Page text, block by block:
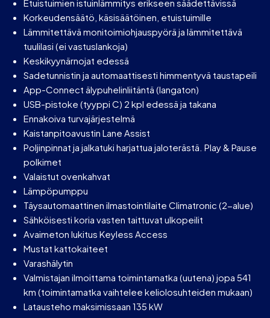
Etuistuimien istuinlämmitys erikseen säädettävissä
Korkeudensäätö, käsisäätöinen, etuistuimille
Lämmitettävä monitoimiohjauspyörä ja lämmitettävä
tuulilasi (ei vastuslankoja)
Keskikyynärnojat edessä
Sadetunnistin ja automaattisesti himmentyvä taustapeili
App-Connect älypuhelinliitäntä (langaton)
USB-pistoke (tyyppi C) 2 kpl edessä ja takana
Ennakoiva turvajärjestelmä
Kaistanpitoavustin Lane Assist
Poljinpinnat ja jalkatuki harjattua jaloterästä. Play & Pause
polkimet
Valaistut ovenkahvat
Lämpöpumppu
Täysautomaattinen ilmastointilaite Climatronic (2-alue)
Sähköisesti koria vasten taittuvat ulkopeilit
Avaimeton lukitus Keyless Access
Mustat kattokaiteet
Varashälytin
Valmistajan ilmoittama toimintamatka (uutena) jopa 541
km (toimintamatka vaihtelee keliolosuhteiden mukaan)
Latausteho maksimissaan 135 kW